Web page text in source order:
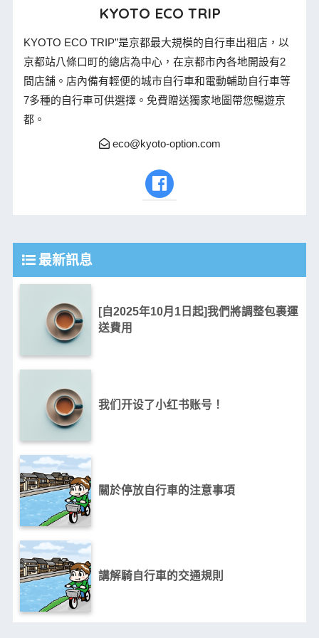
KYOTO ECO TRIP
KYOTO ECO TRIP”是京都最大規模的自行車出租店，以
京都站八條口町的總店為中心，在京都市內各地開設有2
間店舗。店內備有輕便的城市自行車和電動輔助自行車等
7多種的自行車可供選擇。免費贈送獨家地圖帶您暢遊京
都。
eco@kyoto-option.com
最新訊息
[自2025年10月1日起]我們將調整包裹運
送費用
我们开设了小红书账号！
關於停放自行車的注意事項
講解騎自行車的交通規則